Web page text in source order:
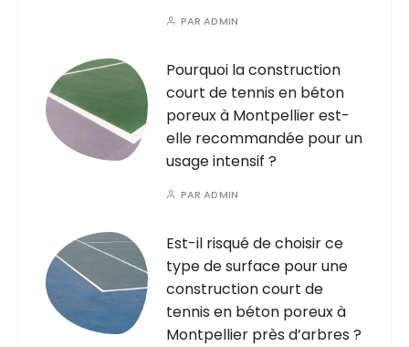
PARADMIN
Pourquoi la construction
court de tennis en béton
poreux à Montpellier est-
elle recommandée pour un
usage intensif ?
PARADMIN
Est-il risqué de choisir ce
type de surface pour une
construction court de
tennis en béton poreux à
Montpellier près d’arbres ?